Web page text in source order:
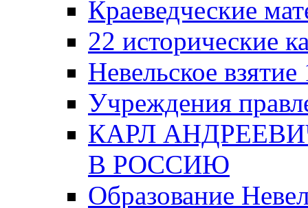
Краеведческие
22 исторические
Невельское
Учреждения
КАРЛ
В РОССИЮ
Образование